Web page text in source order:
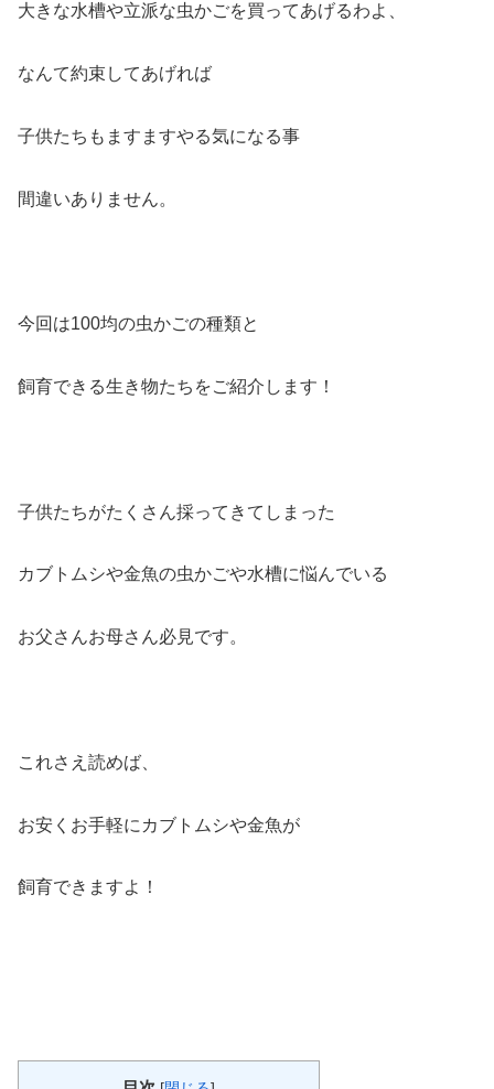
大きな水槽や立派な虫かごを買ってあげるわよ、
なんて約束してあげれば
子供たちもますますやる気になる事
間違いありません。
今回は100均の虫かごの種類と
飼育できる生き物たちをご紹介します！
子供たちがたくさん採ってきてしまった
カブトムシや金魚の虫かごや水槽に悩んでいる
お父さんお母さん必見です。
これさえ読めば、
お安くお手軽にカブトムシや金魚が
飼育できますよ！